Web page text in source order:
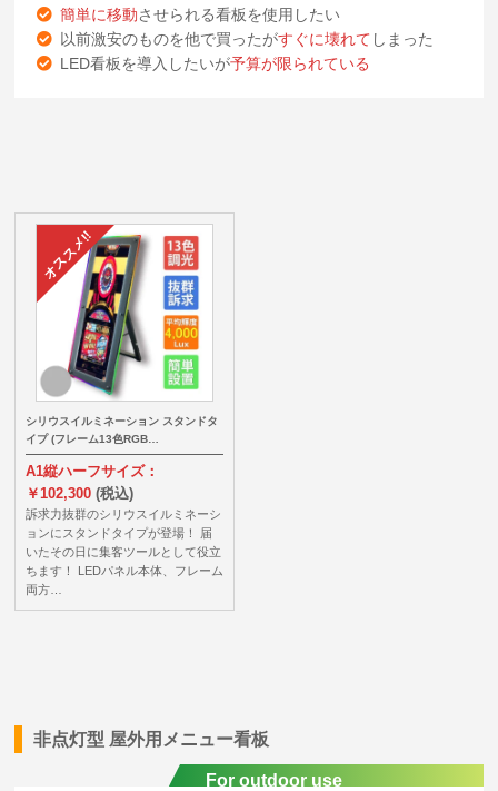
簡単に移動させられる看板を使用したい
以前激安のものを他で買ったがすぐに壊れて しまった
LED看板を導入したいが予算が限られている
シリウスイルミネーション スタンドタ
イプ (フレーム13色RGB…
A1縦ハーフサイズ：
￥102,300(税込)
訴求力抜群のシリウスイルミネーシ
ョンにスタンドタイプが登場！ 届
いたその日に集客ツールとして役立
ちます！ LEDパネル本体、フレーム
両方…
非点灯型 屋外用メニュー看板
For outdoor use